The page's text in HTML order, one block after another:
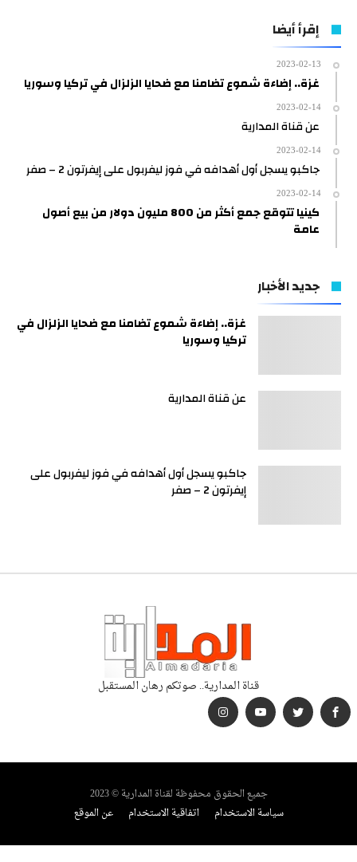
إقرأ أيضا
2023-02-13
غزة.. إضاءة شموع تضامنا مع ضحايا الزلزال في تركيا وسوريا
2023-02-14
عن قناة المدارية
2023-02-14
جاكبو يسجل أول أهدافه في فوز ليفربول على إيفرتون 2 – صفر
2023-02-14
كينيا تتوقع جمع أكثر من 800 مليون دولار من بيع أصول
عامة
جديد الأخبار
غزة.. إضاءة شموع تضامنا مع ضحايا الزلزال في
تركيا وسوريا
عن قناة المدارية
جاكبو يسجل أول أهدافه في فوز ليفربول على
إيفرتون 2 – صفر
قناة المدارية.. صوتكم رهان المستقبل
جميع الحقوق محفوظة لقناة المدارية © 2023
سياسة الاستخدام
اتفاقية الاستخدام عن الموقع